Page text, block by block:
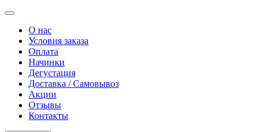
О нас
Условия заказа
Оплата
Начинки
Дегустация
Доставка / Самовывоз
Акции
Отзывы
Контакты